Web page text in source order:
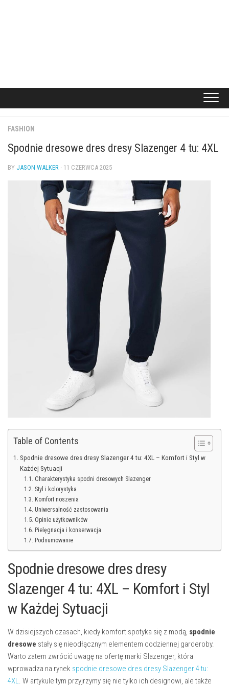
FASHION
Spodnie dresowe dres dresy Slazenger 4 tu: 4XL
BY JASON WALKER · 11 CZERWCA 2025
Table of Contents
Spodnie dresowe dres dresy Slazenger 4 tu: 4XL – Komfort i Styl w
Każdej Sytuacji
Charakterystyka spodni dresowych Slazenger
Styl i kolorystyka
Komfort noszenia
Uniwersalność zastosowania
Opinie użytkowników
Pielęgnacja i konserwacja
Podsumowanie
Spodnie dresowe dres dresy
Slazenger 4 tu: 4XL – Komfort i Styl
w Każdej Sytuacji
W dzisiejszych czasach, kiedy komfort spotyka się z modą, spodnie
dresowe stały się nieodłącznym elementem codziennej garderoby.
Warto zatem zwrócić uwagę na ofertę marki Slazenger, która
wprowadza na rynek spodnie dresowe dres dresy Slazenger 4 tu:
4XL. W artykule tym przyjrzymy się nie tylko ich designowi, ale także